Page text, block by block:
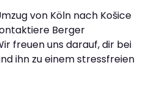
von Köln nach Košice
Berger
freuen uns darauf, dir bei
ihn zu einem stressfreien